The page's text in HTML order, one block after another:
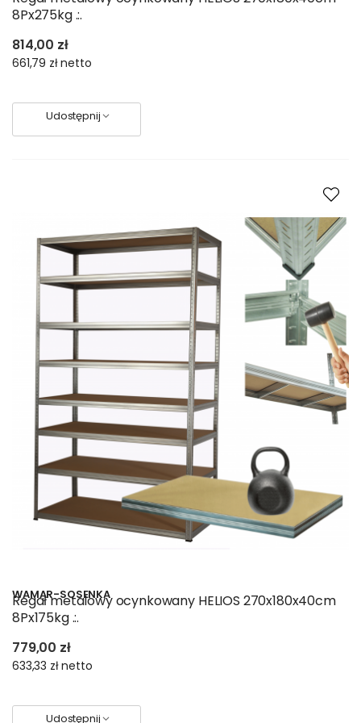
8Px275kg .:.
814,00 zł
661,79 złnetto
Udostępnij
WAMAR-SOSENKA
Regał metalowy ocynkowany HELIOS 270x180x40cm
8Px175kg .:.
779,00 zł
633,33 złnetto
Udostępnij